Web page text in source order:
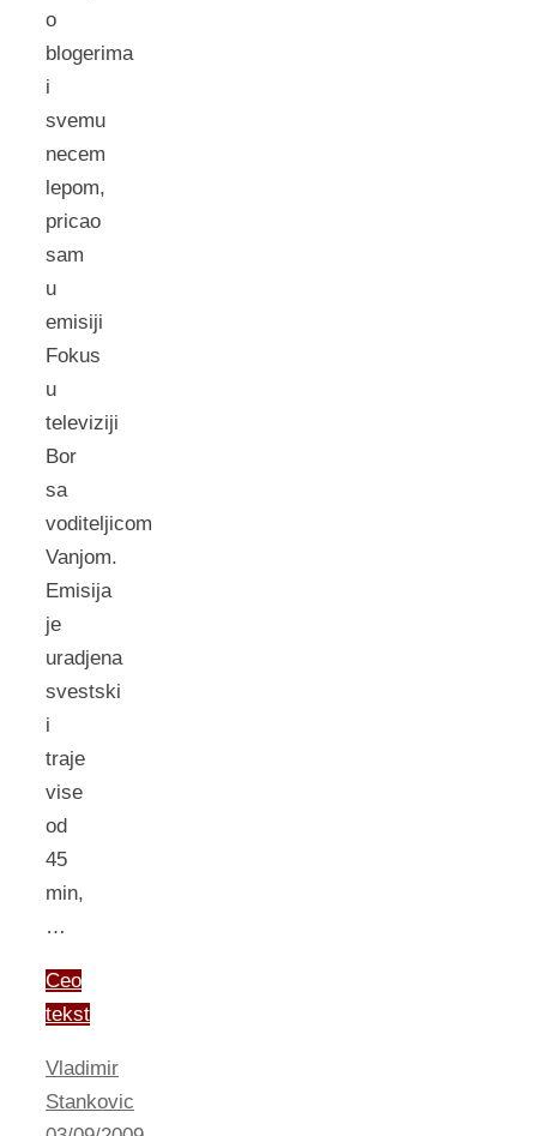
o
blogerima
i
svemu
necem
lepom,
pricao
sam
u
emisiji
Fokus
u
televiziji
Bor
sa
voditeljicom
Vanjom.
Emisija
je
uradjena
svestski
i
traje
vise
od
45
min,
…
Ceo
tekst
Vladimir
Stankovic